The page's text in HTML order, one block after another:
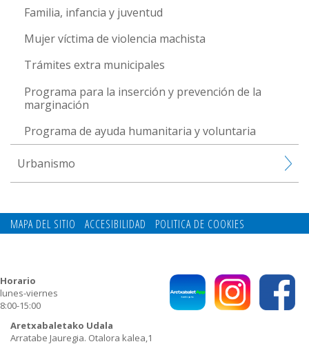
Familia, infancia y juventud
Mujer víctima de violencia machista
Trámites extra municipales
Programa para la inserción y prevención de la
marginación
Programa de ayuda humanitaria y voluntaria
Urbanismo
MAPA DEL SITIO ACCESIBILIDAD
POLITICA DE COOKIES
Aretxabaletako Udala
Arratabe Jauregia. Otalora kalea,1
Horario
lunes-viernes
8:00-15:00